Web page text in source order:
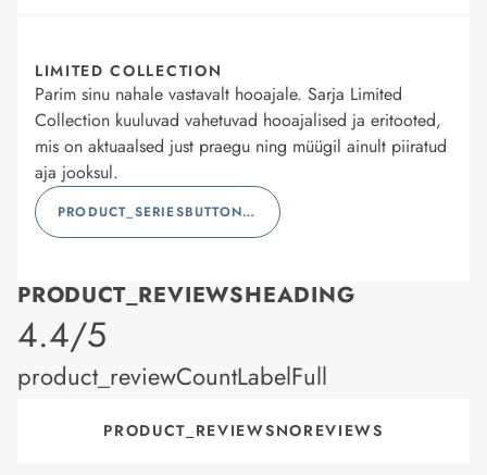
LIMITED COLLECTION
Parim sinu nahale vastavalt hooajale. Sarja Limited
Collection kuuluvad vahetuvad hooajalised ja eritooted,
mis on aktuaalsed just praegu ning müügil ainult piiratud
aja jooksul.
PRODUCT_SERIESBUTTONLABEL
PRODUCT_REVIEWSHEADING
product_rating
4.4/5
product_reviewCountLabelFull
PRODUCT_REVIEWSNOREVIEWS